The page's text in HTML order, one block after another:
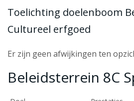
Toelichting doelenboom
Cultureel erfgoed
Er zijn geen afwijkingen ten
Beleidsterrein 8C